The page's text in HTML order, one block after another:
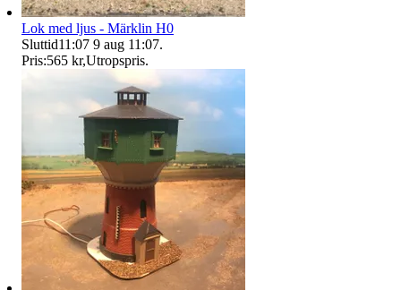
Lok med ljus - Märklin H0
Sluttid11:07 9 aug 11:07.
Pris:565 kr,Utropspris.